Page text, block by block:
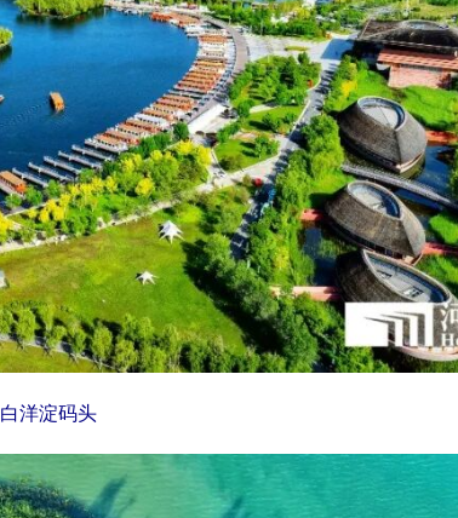
白洋淀码头